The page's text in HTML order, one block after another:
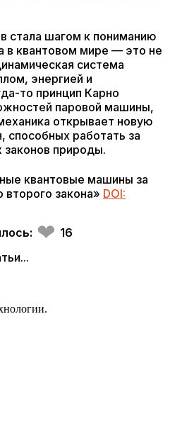
стала шагом к пониманию
в квантовом мире — это не
система
энергией и
то принцип Карно
паровой машины,
открывает новую
работать за
законов природы.
квантовые машины за
закона» DOI:
❤ 16